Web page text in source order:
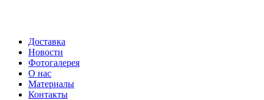
Доставка
Новости
Фотогалерея
О нас
Материалы
Контакты